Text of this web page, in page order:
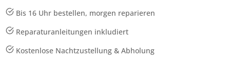
Bis 16 Uhr bestellen, morgen reparieren
Reparaturanleitungen inkludiert
Kostenlose Nachtzustellung & Abholung